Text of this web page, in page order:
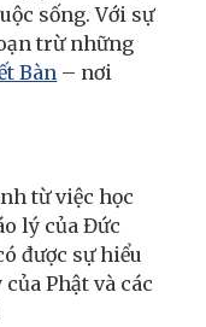
sống. Với sự
trừ những
Bàn – nơi
từ việc học
lý của Đức
được sự hiểu
Phật và các